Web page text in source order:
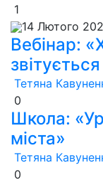
1
14 Лютого
Вебінар:
Тетяна
0
Школа:
міста»
Тетяна
0